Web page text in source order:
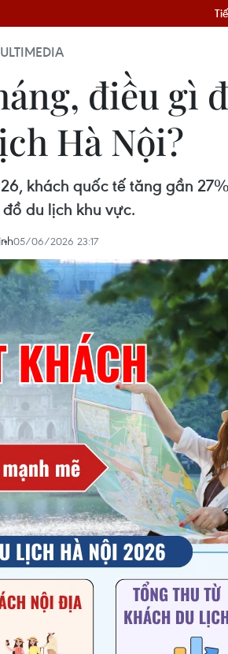
điều gì
Hà Nội?
khách quốc tế tăng gần
du lịch khu vực.
05/06/2026 23:17